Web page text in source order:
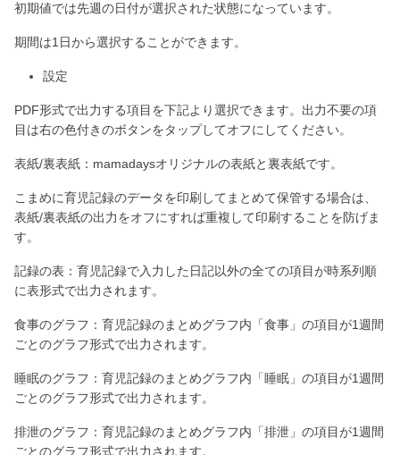
初期値では先週の日付が選択された状態になっています。
期間は1日から選択することができます。
設定
PDF形式で出力する項目を下記より選択できます。出力不要の項
目は右の色付きのボタンをタップしてオフにしてください。
表紙/裏表紙：mamadaysオリジナルの表紙と裏表紙です。
こまめに育児記録のデータを印刷してまとめて保管する場合は、
表紙/裏表紙の出力をオフにすれば重複して印刷することを防げま
す。
記録の表：育児記録で入力した日記以外の全ての項目が時系列順
に表形式で出力されます。
食事のグラフ：育児記録のまとめグラフ内「食事」の項目が1週間
ごとのグラフ形式で出力されます。
睡眠のグラフ：育児記録のまとめグラフ内「睡眠」の項目が1週間
ごとのグラフ形式で出力されます。
排泄のグラフ：育児記録のまとめグラフ内「排泄」の項目が1週間
ごとのグラフ形式で出力されます。